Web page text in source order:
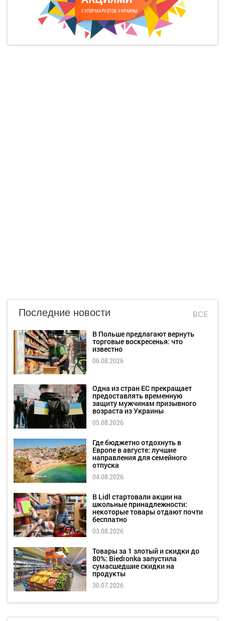
СУПЕРМАРКЕТОВ УКРАИНЫ
Последние новости ВСЕ
В Польше предлагают вернуть
торговые воскресенья: что
известно
06.08.2026
Одна из стран ЕС прекращает
предоставлять временную
защиту мужчинам призывного
возраста из Украины
05.08.2026
Где бюджетно отдохнуть в
Европе в августе: лучшие
направления для семейного
отпуска
04.08.2026
В Lidl стартовали акции на
школьные принадлежности:
некоторые товары отдают почти
бесплатно
03.08.2026
Товары за 1 злотый и скидки до
80%: Biedronka запустила
сумасшедшие скидки на
продукты
30.07.2026